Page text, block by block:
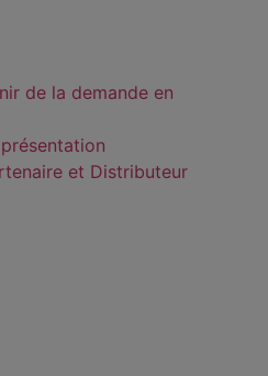
de la demande en
et Distributeur